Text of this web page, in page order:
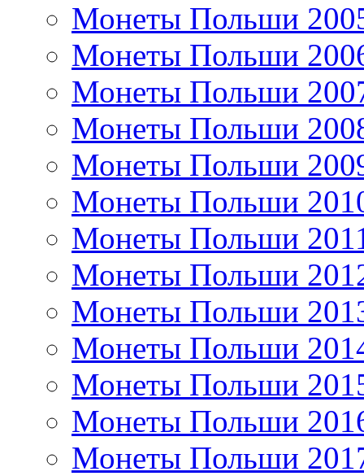
Монеты Польши
Монеты Польши
Монеты Польши
Монеты Польши
Монеты Польши
Монеты Польши
Монеты Польши
Монеты Польши
Монеты Польши
Монеты Польши
Монеты Польши
Монеты Польши
Монеты Польши